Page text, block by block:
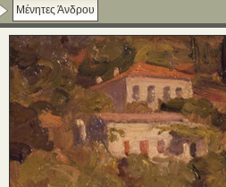
Μένητες Άνδρου